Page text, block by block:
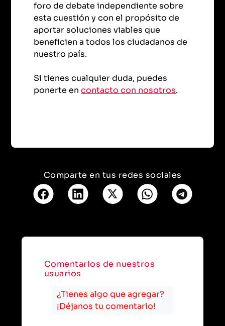
foro de debate independiente sobre
esta cuestión y con el propósito de
aportar soluciones viables que
beneficien a todos los ciudadanos de
nuestro país.
Si tienes cualquier duda, puedes
ponerte encontacto con nosotros.
Comparte en tus redes sociales
Comentarios de nuestros
usuarios
¿Tienes algo que agregar?
¡Déjanos tu comentario!